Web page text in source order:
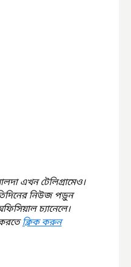
এখন টেলিগ্রামেও।
নিউজ পড়ুন
চ্যানেলে।
করতে ক্লিক করুন